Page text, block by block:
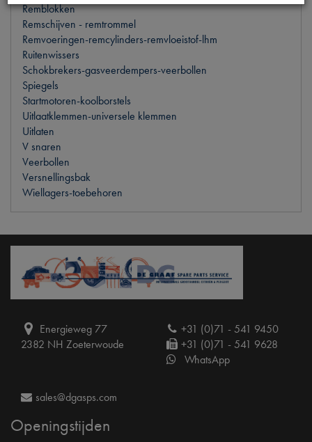
Remblokken
Remschijven - remtrommel
Remvoeringen-remcylinders-remvloeistof-lhm
Ruitenwissers
Schokbrekers-gasveerdempers-veerbollen
Spiegels
Startmotoren-koolborstels
Uitlaatklemmen-universele klemmen
Uitlaten
V snaren
Veerbollen
Versnellingsbak
Wiellagers-toebehoren
Energieweg 77
2382 NH Zoeterwoude
+31 (0)71 - 541 9450
+31 (0)71 - 541 9628
WhatsApp
sales@dgasps.com
Openingstijden